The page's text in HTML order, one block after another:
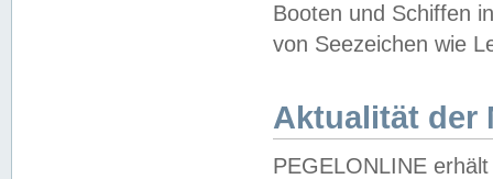
Booten und Schiffen
von Seezeichen wie
Aktualität der
PEGELONLINE